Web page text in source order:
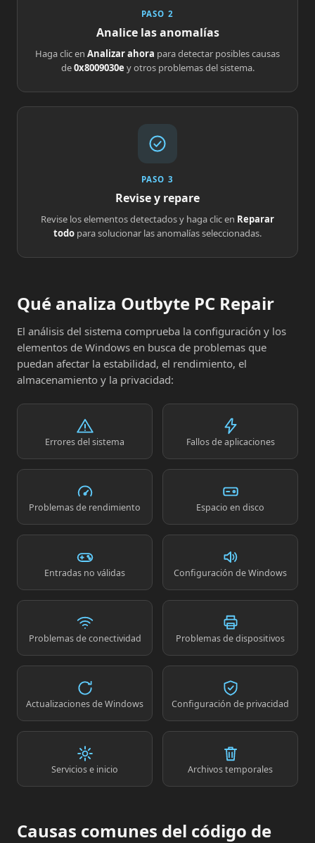
PASO 2
Analice las anomalías
Haga clic en Analizar ahora para detectar posibles causas
de0x8009030e y otros problemas del sistema.
PASO 3
Revise y repare
Revise los elementos detectados y haga clic en Reparar
todo para solucionar las anomalías seleccionadas.
Qué analiza Outbyte PC Repair
El análisis del sistema comprueba la configuración y los
elementos de Windows en busca de problemas que
puedan afectar la estabilidad, el rendimiento, el
almacenamiento y la privacidad:
Errores del sistema Fallos de aplicaciones
Problemas de rendimiento Espacio en disco
Entradas no válidas Configuración de Windows
Problemas de conectividad Problemas de dispositivos
Actualizaciones de Windows Configuración de privacidad
Servicios e inicio Archivos temporales
Causas comunes del código de